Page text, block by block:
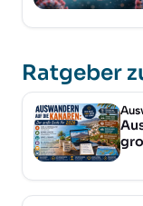
Ratgeber